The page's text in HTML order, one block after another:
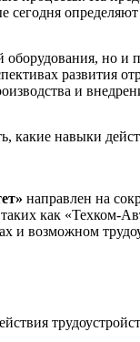
но
развития
и
какие навыки
направлен на
как «Техком-
и возможном